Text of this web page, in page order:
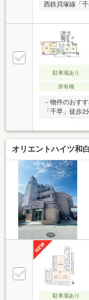
西鉄貝塚線「
駐車場あり
所有権
－物件のおす
「千早」徒歩
採光のLDKは
ッチン、2WAY
有・24時間有
償)・敷地内駐
備・窓付1620
ガネット千早
をお手伝いし
談はお気軽に
オリエントハイツ和
駐車場あり